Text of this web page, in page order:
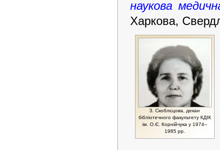
наукова
Харкова,
З. Скоблєцова, декан
бібліотечного факультету КДІК
ім. О.Є. Корнійчука у 1974–
1985 рр.